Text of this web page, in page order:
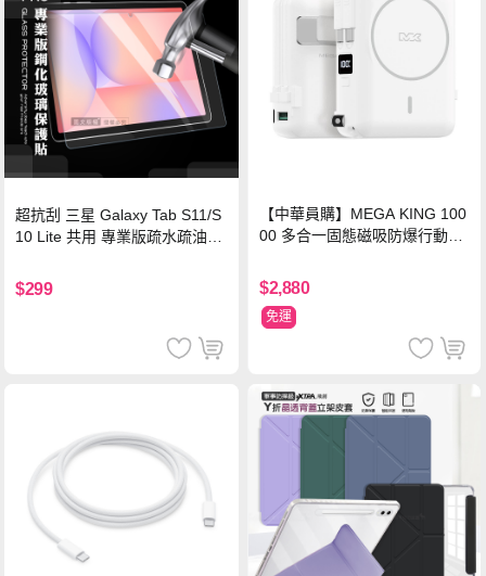
超抗刮 三星 Galaxy Tab S11/S
10 Lite 共用 專業版疏水疏油9H
$299
【中華員購】MEGA KING 100
00 多合一固態磁吸防爆行動電
$2,880
免運